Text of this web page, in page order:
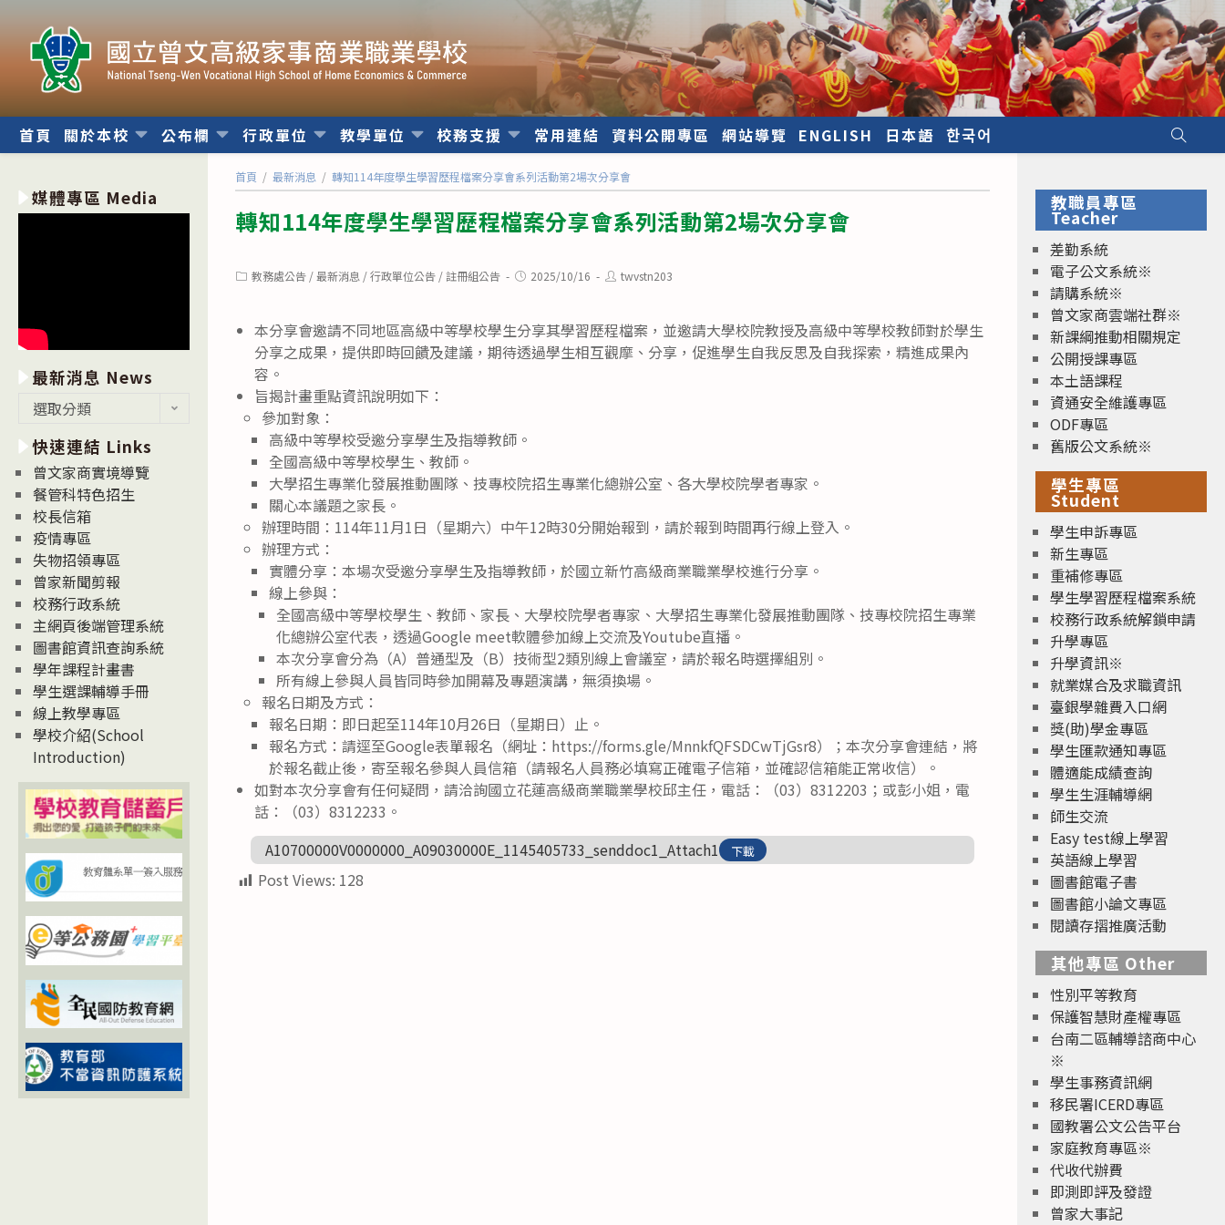
內
首頁 關於本校 公布欄 行政單位 教學單位 校務支援 常用連結 資料公開專區 網站導覽 ENGLISH 日本語 한국어
首頁 / 最新消息 / 轉知114年度學生學習歷程檔案分享會系列活動第2場次分享會
轉知114年度學生學習歷程檔案分享會系列活動第2場次分享會
Post教務處公告 / 最新消息 / 行政單位公告 / 註冊組公告
Post2025/10/16
Posttwvstn203
本分享會邀請不同地區高級中等學校學生分享其學習歷程檔案，並邀請大學校院教授及高級中等學校教師對於學生
分享之成果，提供即時回饋及建議，期待透過學生相互觀摩、分享，促進學生自我反思及自我探索，精進成果內
容。
旨揭計畫重點資訊說明如下：
參加對象：
高級中等學校受邀分享學生及指導教師。
全國高級中等學校學生、教師。
大學招生專業化發展推動團隊、技專校院招生專業化總辦公室、各大學校院學者專家。
關心本議題之家長。
辦理時間：114年11月1日（星期六）中午12時30分開始報到，請於報到時間再行線上登入。
辦理方式：
實體分享：本場次受邀分享學生及指導教師，於國立新竹高級商業職業學校進行分享。
線上參與：
全國高級中等學校學生、教師、家長、大學校院學者專家、大學招生專業化發展推動團隊、技專校院招生專業
化總辦公室代表，透過Google meet軟體參加線上交流及Youtube直播。
本次分享會分為（A）普通型及（B）技術型2類別線上會議室，請於報名時選擇組別。
所有線上參與人員皆同時參加開幕及專題演講，無須換場。
報名日期及方式：
報名日期：即日起至114年10月26日（星期日）止。
報名方式：請逕至Google表單報名（網址：https://forms.gle/MnnkfQFSDCwTjGsr8）；本次分享會連結，將
於報名截止後，寄至報名參與人員信箱（請報名人員務必填寫正確電子信箱，並確認信箱能正常收信）。
如對本次分享會有任何疑問，請洽詢國立花蓮高級商業職業學校邱主任，電話：（03）8312203；或彭小姐，電
話：（03）8312233。
A10700000V0000000_A09030000E_1145405733_senddoc1_Attach1
下載
Post Views: 128
媒體專區 Media
最新消息 News
消
息
News
選取分類
快速連結 Links
曾文家商實境導覽
餐管科特色招生
校長信箱
疫情專區
失物招領專區
曾家新聞剪報
校務行政系統
主網頁後端管理系統
圖書館資訊查詢系統
學年課程計畫書
學生選課輔導手冊
線上教學專區
學校介紹(School
Introduction)
教職員專區
Teacher
差勤系統
電子公文系統※
請購系統※
曾文家商雲端社群※
新課綱推動相關規定
公開授課專區
本土語課程
資通安全維護專區
ODF專區
舊版公文系統※
學生專區
Student
學生申訴專區
新生專區
重補修專區
學生學習歷程檔案系統
校務行政系統解鎖申請
升學專區
升學資訊※
就業媒合及求職資訊
臺銀學雜費入口網
獎(助)學金專區
學生匯款通知專區
體適能成績查詢
學生生涯輔導網
師生交流
Easy test線上學習
英語線上學習
圖書館電子書
圖書館小論文專區
閱讀存摺推廣活動
其他專區 Other
性別平等教育
保護智慧財產權專區
台南二區輔導諮商中心
※
學生事務資訊網
移民署ICERD專區
國教署公文公告平台
家庭教育專區※
代收代辦費
即測即評及發證
曾家大事記